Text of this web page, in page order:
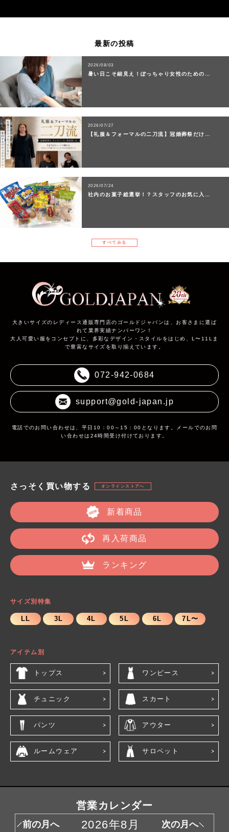
最新の投稿
2026/08/03
暑い日こそ細見え！ぽっちゃり女性のための…
2026/07/27
【礼服＆フォーマルの二刀流】冠婚葬祭だけ…
2026/07/24
社内のお菓子総選挙！？スタッフのお気に入…
すべてみる
大きいサイズのレディース通販専門店のゴールドジャパンは、お客さまに選ば
れて業界実績ナンバーワン！
大人可愛い服をコンセプトに、多彩なデザイン・スタイルをはじめ、L〜11Lま
で豊富なサイズを取り揃えています。
072-942-0684
support@gold-japan.jp
電話でのお問い合わせは、平日10：00～15：00となります。メールでのお問
い合わせは24時間受け付けております。
さっそく買い物する オンラインストアへ
新着商品
再入荷商品
ランキング
サイズ別特集
LL 3L 4L 5L 6L 7L〜
アイテム別
トップス ワンピース
チュニック スカート
パンツ アウター
ルームウェア サロペット
営業カレンダー
前の月へ 次の月へ
2026年8月